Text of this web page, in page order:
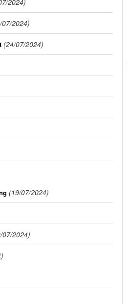
07/2024)
(24/07/2024)
(19/07/2024)
07/2024)